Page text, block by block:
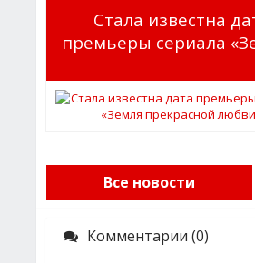
Стала известна
премьеры сериала
Все новости
Комментарии (0)